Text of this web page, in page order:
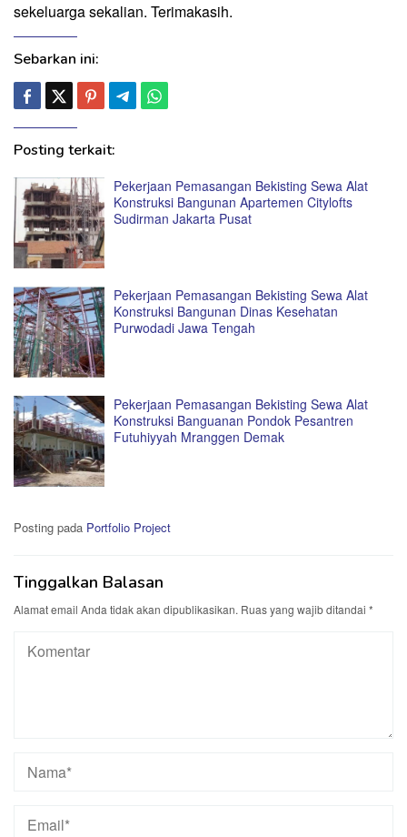
sekeluarga sekalian. Terimakasih.
Sebarkan ini:
Posting terkait:
Pekerjaan Pemasangan Bekisting Sewa Alat
Konstruksi Bangunan Apartemen Citylofts
Sudirman Jakarta Pusat
Pekerjaan Pemasangan Bekisting Sewa Alat
Konstruksi Bangunan Dinas Kesehatan
Purwodadi Jawa Tengah
Pekerjaan Pemasangan Bekisting Sewa Alat
Konstruksi Banguanan Pondok Pesantren
Futuhiyyah Mranggen Demak
Posting pada Portfolio Project
Tinggalkan Balasan
Alamat email Anda tidak akan dipublikasikan. Ruas yang wajib ditandai *